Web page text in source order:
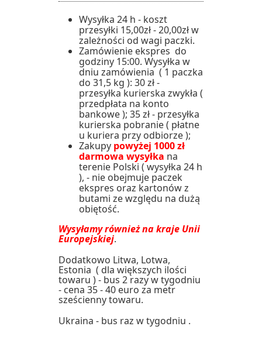
Wysyłka 24 h - koszt
przesyłki 15,00zł - 20,00zł w
zależności od wagi paczki.
Zamówienie ekspres do
godziny 15:00. Wysyłka w
dniu zamówienia ( 1 paczka
do 31,5 kg ): 30 zł -
przesyłka kurierska zwykła (
przedpłata na konto
bankowe ); 35 zł - przesyłka
kurierska pobranie ( płatne
u kuriera przy odbiorze );
Zakupy powyżej 1000 zł
darmowa wysyłka na
terenie Polski ( wysyłka 24 h
), - nie obejmuje paczek
ekspres oraz kartonów z
butami ze względu na dużą
obiętość.
Wysyłamy również na kraje Unii
Europejskiej.
Dodatkowo Litwa, Lotwa,
Estonia ( dla większych ilości
towaru ) - bus 2 razy w tygodniu
- cena 35 - 40 euro za metr
sześcienny towaru.
Ukraina - bus raz w tygodniu .